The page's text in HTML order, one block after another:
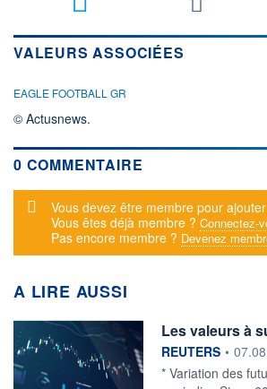
VALEURS ASSOCIÉES
EAGLE FOOTBALL GR
© Actusnews.
0 COMMENTAIRE
Message d'alerte
Vous devez être membre pour
Vous êtes déjà membre ? Connectez-
Pas encore membre ? Devenez
A LIRE AUSSI
Les valeurs à
information
REUTERS •
* Variation des